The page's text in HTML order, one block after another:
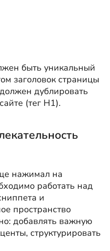
быть уникальный
заголовок страницы
дублировать
(тег Н1).
нажимал на
работать над
и
пространство
добавлять важную
структурировать